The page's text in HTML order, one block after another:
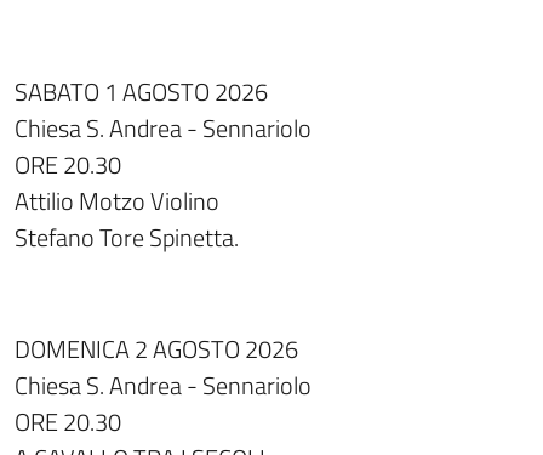
SABATO 1 AGOSTO 2026
Chiesa S. Andrea - Sennariolo
ORE 20.30
Attilio Motzo Violino
Stefano Tore Spinetta.
DOMENICA 2 AGOSTO 2026
Chiesa S. Andrea - Sennariolo
ORE 20.30